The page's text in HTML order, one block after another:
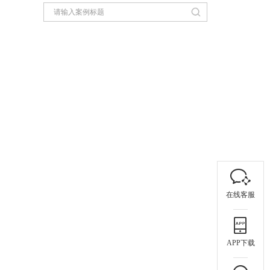
在线客服
APP下载